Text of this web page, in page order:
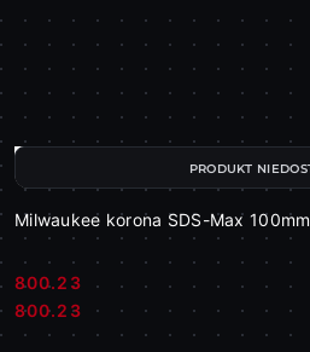
Milwaukee korona SDS-Max
Cena:
800.23
Cena:
800.23
PRODUKT